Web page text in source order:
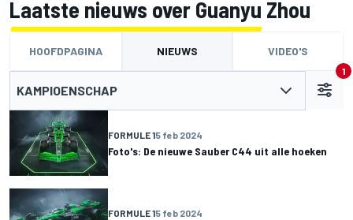
Laatste nieuws over Guanyu Zhou
HOOFDPAGINA NIEUWS VIDEO'S
KAMPIOENSCHAP
1
FORMULE 15 feb 2024
Foto's: De nieuwe Sauber C44 uit alle hoeken
FORMULE 15 feb 2024